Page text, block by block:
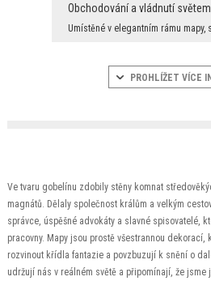
Obchodování a vládnutí světem
PROHLÍŽET VÍCE
Ve tvaru gobelínu zdobily stěny komnat
magnátů. Dělaly společnost králům a velkým
správce, úspěšné advokáty a slavné spisovatelé,
pracovny. Mapy jsou prostě všestrannou
rozvinout křídla fantazie a povzbuzují k snění o
udržují nás v reálném světě a připomínají, že